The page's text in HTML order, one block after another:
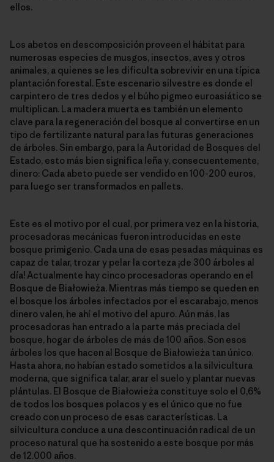
ellos.
Los abetos en descomposición proveen el hábitat para
numerosas especies de musgos, insectos, aves y otros
animales, a quienes se les dificulta sobrevivir en una típica
plantación forestal. Este escenario silvestre es donde el
carpintero de tres dedos y el búho pigmeo euroasiático se
multiplican. La madera muerta es también un elemento
clave para la regeneración del bosque al convertirse en un
tipo de fertilizante natural para las futuras generaciones
de árboles. Sin embargo, para la Autoridad de Bosques del
Estado, esto más bien significa leña y, consecuentemente,
dinero: Cada abeto puede ser vendido en 100-200 euros,
para luego ser transformados en pallets.
Este es el motivo por el cual, por primera vez en la historia,
procesadoras mecánicas fueron introducidas en este
bosque primigenio. Cada una de esas pesadas máquinas es
capaz de talar, trozar y pelar la corteza ¡de 300 árboles al
día! Actualmente hay cinco procesadoras operando en el
Bosque de Białowieża. Mientras más tiempo se queden en
el bosque los árboles infectados por el escarabajo, menos
dinero valen, he ahí el motivo del apuro. Aún más, las
procesadoras han entrado a la parte más preciada del
bosque, hogar de árboles de más de 100 años. Son esos
árboles los que hacen al Bosque de Białowieża tan único.
Hasta ahora, no habían estado sometidos a la silvicultura
moderna, que significa talar, arar el suelo y plantar nuevas
plántulas. El Bosque de Białowieża constituye solo el 0,6%
de todos los bosques polacos y es el único que no fue
creado con un proceso de esas características. La
silvicultura conduce a una descontinuación radical de un
proceso natural que ha sostenido a este bosque por más
de 12.000 años.